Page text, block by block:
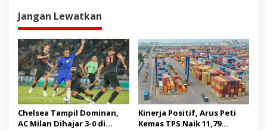
Jangan Lewatkan
Chelsea Tampil Dominan,
AC Milan Dihajar 3-0 di
Kinerja Positif, Arus Peti
Kemas TPS Naik 11,79